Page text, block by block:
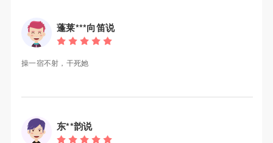
蓬莱***向笛说
操一宿不射，干死她
东**韵说